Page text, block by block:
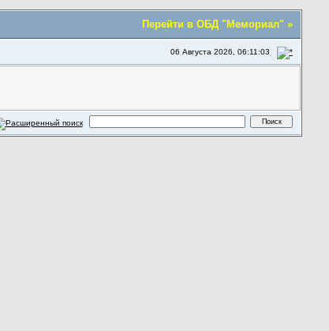
Перейти в ОБД "Мемориал" »
06 Августа 2026, 06:11:03